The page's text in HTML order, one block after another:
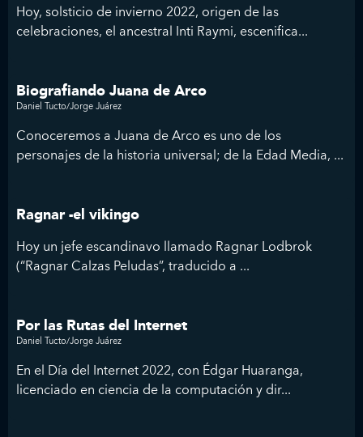
Hoy, solsticio de invierno 2022, origen de las
celebraciones, el ancestral Inti Raymi, escenifica...
Biografiando Juana de Arco
Daniel Tucto/Jorge Juárez
Conoceremos a Juana de Arco es uno de los
personajes de la historia universal; de la Edad Media, ...
Ragnar -el vikingo
Hoy un jefe escandinavo llamado Ragnar Lodbrok
(“Ragnar Calzas Peludas”, traducido a ...
Por las Rutas del Internet
Daniel Tucto/Jorge Juárez
En el Día del Internet 2022, con Édgar Huaranga,
licenciado en ciencia de la computación y dir...